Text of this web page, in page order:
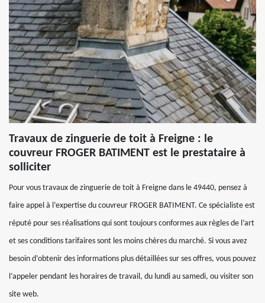
Travaux de zinguerie de toit à Freigne : le
couvreur FROGER BATIMENT est le prestataire à
solliciter
Pour vous travaux de zinguerie de toit à Freigne dans le 49440, pensez à
faire appel à l’expertise du couvreur FROGER BATIMENT. Ce spécialiste est
réputé pour ses réalisations qui sont toujours conformes aux règles de l’art
et ses conditions tarifaires sont les moins chères du marché. Si vous avez
besoin d’obtenir des informations plus détaillées sur ses offres, vous pouvez
l’appeler pendant les horaires de travail, du lundi au samedi, ou visiter son
site web.